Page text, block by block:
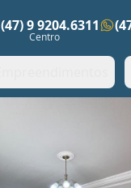
(47) 9 9204.6311
Centro